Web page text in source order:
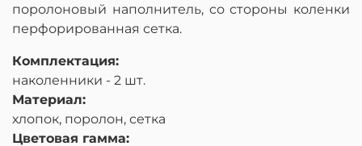
поролоновый наполнитель, со стороны коленки
перфорированная сетка.
Комплектация:
наколенники - 2 шт.
Материал:
хлопок, поролон, сетка
Цветовая гамма: